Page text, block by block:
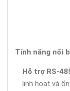
Tính năng nổi
Hỗ trợ RS-
linh hoạt và